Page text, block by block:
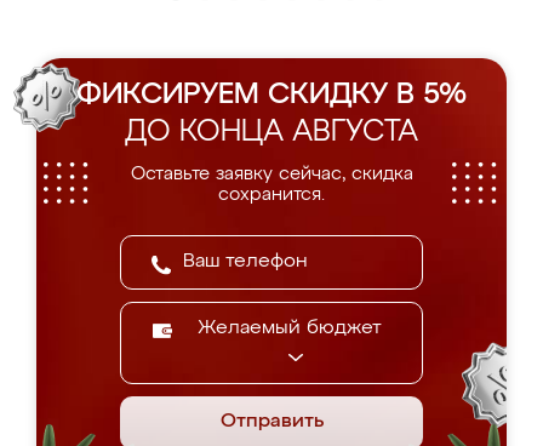
ФИКСИРУЕМ СКИДКУ В 5%
ДО КОНЦА АВГУСТА
Оставьте заявку сейчас, скидка
сохранится.
Желаемый бюджет
Отправить